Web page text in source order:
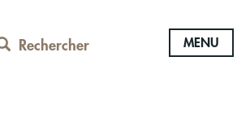
Rechercher MENU